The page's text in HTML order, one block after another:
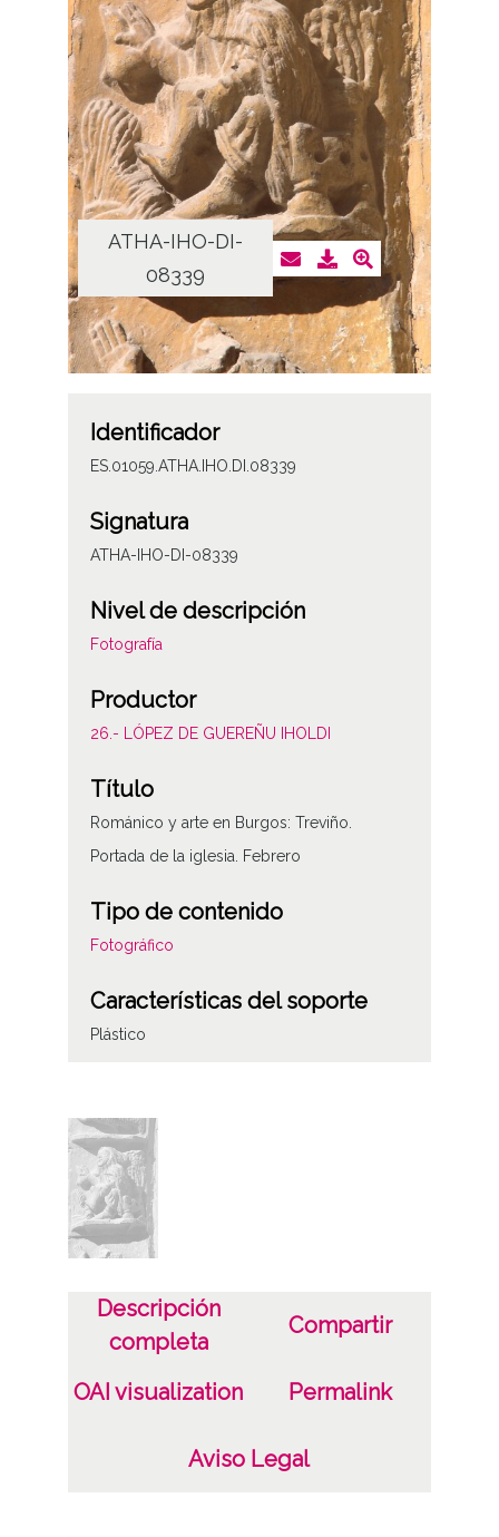
ATHA-IHO-DI-
08339
Identificador
ES.01059.ATHA.IHO.DI.08339
Signatura
ATHA-IHO-DI-08339
Nivel de descripción
Fotografía
Productor
26.- LÓPEZ DE GUEREÑU IHOLDI
Título
Románico y arte en Burgos: Treviño.
Portada de la iglesia. Febrero
Tipo de contenido
Fotográfico
Características del soporte
Plástico
19850202
Lugar
Treviño
Condado de Treviño / Treviño / Trebiño /
Licencia de las imágenes
Descripción
completa
Compartir
OAI visualization Permalink
Aviso Legal